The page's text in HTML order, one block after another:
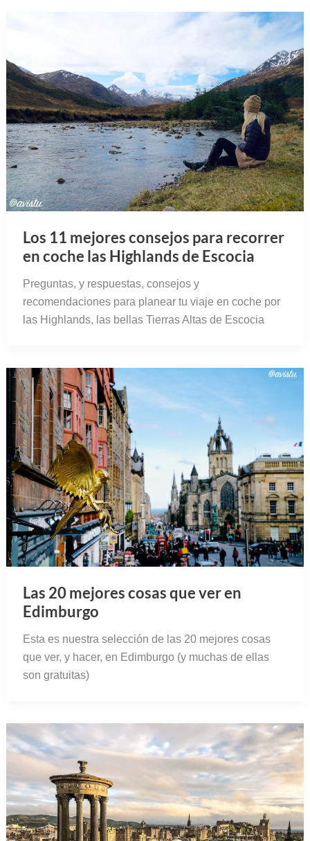
Los 11 mejores consejos para recorrer
en coche las Highlands de Escocia
Preguntas, y respuestas, consejos y
recomendaciones para planear tu viaje en coche por
las Highlands, las bellas Tierras Altas de Escocia
Las 20 mejores cosas que ver en
Edimburgo
Esta es nuestra selección de las 20 mejores cosas
que ver, y hacer, en Edimburgo (y muchas de ellas
son gratuitas)